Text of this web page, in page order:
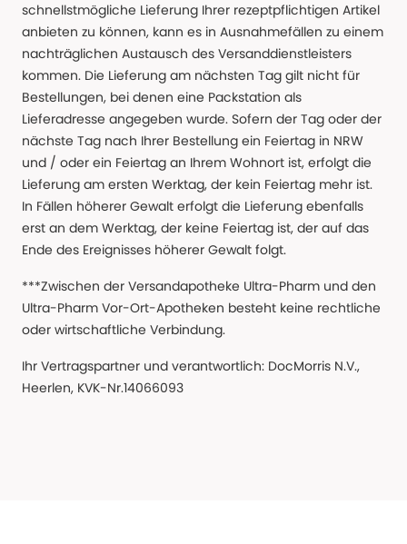
schnellstmögliche Lieferung Ihrer rezeptpflichtigen Artikel
anbieten zu können, kann es in Ausnahmefällen zu einem
nachträglichen Austausch des Versanddienstleisters
kommen. Die Lieferung am nächsten Tag gilt nicht für
Bestellungen, bei denen eine Packstation als
Lieferadresse angegeben wurde. Sofern der Tag oder der
nächste Tag nach Ihrer Bestellung ein Feiertag in NRW
und / oder ein Feiertag an Ihrem Wohnort ist, erfolgt die
Lieferung am ersten Werktag, der kein Feiertag mehr ist.
In Fällen höherer Gewalt erfolgt die Lieferung ebenfalls
erst an dem Werktag, der keine Feiertag ist, der auf das
Ende des Ereignisses höherer Gewalt folgt.
***Zwischen der Versandapotheke Ultra-Pharm und den
Ultra-Pharm Vor-Ort-Apotheken besteht keine rechtliche
oder wirtschaftliche Verbindung.
Ihr Vertragspartner und verantwortlich: DocMorris N.V.,
Heerlen, KVK-Nr.14066093